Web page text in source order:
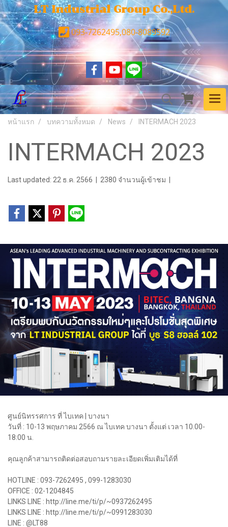
LT Industrial Group Co.,Ltd.
093-7262495,080-8089592
หน้าแรก บทความทั้งหมด News INTERMACH 2023
INTERMACH 2023
Last updated: 22 ธ.ค. 2566 2380 จำนวนผู้เข้าชม
ศูนย์นิทรรศการ ที่ ไบเทค | บางนา
วันที่ : 10-13 พฤษภาคม 2566 ณ ไบเทค บางนา ตั้งแต่ เวลา 10.00-
18:00 น.
คุณลูกค้าสามารถติดต่อสอบถามรายละเอียดเพิ่มเติมได้ที่
HOTLINE : 093-7262495 , 099-1283030
OFFICE : 02-1204845
LINKS LINE : http://line.me/ti/p/~0937262495
LINKS LINE : http://line.me/ti/p/~0991283030
LINE : @LT88